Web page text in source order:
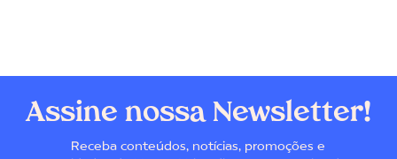
Assine nossa Newsletter!
Receba conteúdos, notícias, promoções e